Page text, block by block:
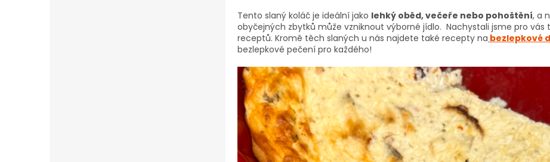
Tento slaný koláč je ideální jako lehký oběd, večeře nebo pohoštění, a
obyčejných zbytků může vzniknout výborné jídlo. Nachystali jsme pro vás
receptů. Kromě těch slaných u nás najdete také recepty na bezlepkové
bezlepkové pečení pro každého!